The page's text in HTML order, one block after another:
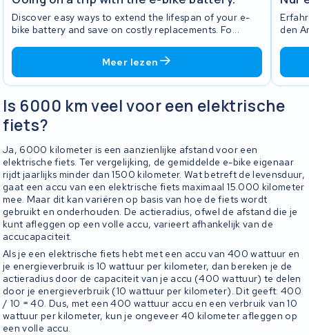
Discover easy ways to extend the lifespan of your e-
bike battery and save on costly replacements. Fo...
Meer lezen
den
Is 6000 km veel voor een elektrische
fiets?
Ja, 6000 kilometer is een aanzienlijke afstand voor een
elektrische fiets. Ter vergelijking, de gemiddelde e-bike eigenaar
rijdt jaarlijks minder dan 1500 kilometer. Wat betreft de levensduur,
gaat een accu van een elektrische fiets maximaal 15.000 kilometer
mee. Maar dit kan variëren op basis van hoe de fiets wordt
gebruikt en onderhouden. De actieradius, ofwel de afstand die je
kunt afleggen op een volle accu, varieert afhankelijk van de
accucapaciteit.
Als je een elektrische fiets hebt met een accu van 400 wattuur en
je energieverbruik is 10 wattuur per kilometer, dan bereken je de
actieradius door de capaciteit van je accu (400 wattuur) te delen
door je energieverbruik (10 wattuur per kilometer). Dit geeft: 400
/ 10 = 40. Dus, met een 400 wattuur accu en een verbruik van 10
wattuur per kilometer, kun je ongeveer 40 kilometer afleggen op
een volle accu.